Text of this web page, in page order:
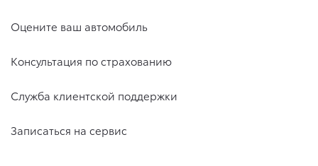
Оцените ваш автомобиль
Консультация по страхованию
Служба клиентской поддержки
Записаться на сервис